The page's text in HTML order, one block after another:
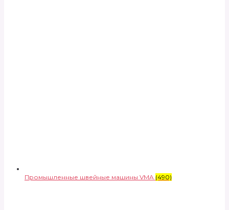
Промышленные швейные машины VMA (490)